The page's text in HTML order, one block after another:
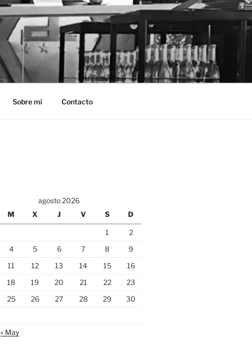
Sobre mí Contacto
agosto 2026
M X J V S D
1
2
4 5 6 7 8
9
11 12 13 14 15
16
18 19 20 21 22
23
25 26 27 28 29
30
« May